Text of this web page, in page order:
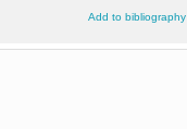
Add to bibliography